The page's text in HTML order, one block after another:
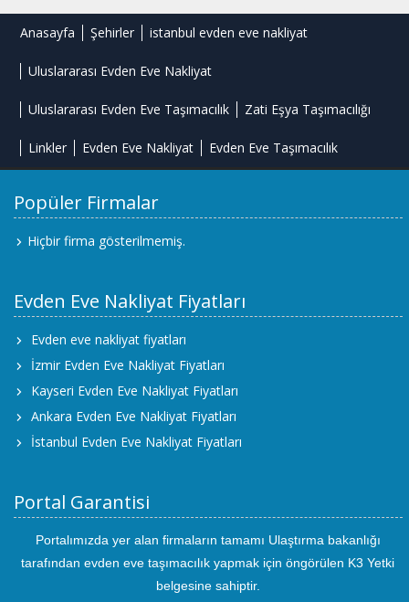
Anasayfa Şehirler istanbul evden eve nakliyat
Uluslararası Evden Eve Nakliyat
Uluslararası Evden Eve Taşımacılık Zati Eşya Taşımacılığı
Linkler Evden Eve Nakliyat Evden Eve Taşımacılık
Popüler Firmalar
Hiçbir firma gösterilmemiş.
Evden Eve Nakliyat Fiyatları
Evden eve nakliyat fiyatları
İzmir Evden Eve Nakliyat Fiyatları
Kayseri Evden Eve Nakliyat Fiyatları
Ankara Evden Eve Nakliyat Fiyatları
İstanbul Evden Eve Nakliyat Fiyatları
Portal Garantisi
Portalımızda yer alan firmaların tamamı Ulaştırma bakanlığı
tarafından evden eve taşımacılık yapmak için öngörülen K3 Yetki
belgesine sahiptir.